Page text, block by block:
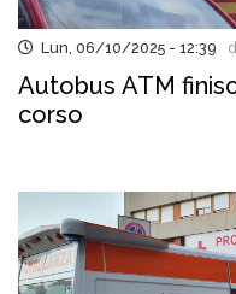
Lun, 06/10/2025 - 12:39
Autobus ATM
corso